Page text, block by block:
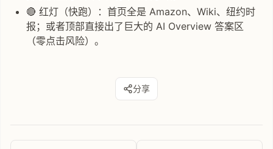
🔴 红灯（快跑）：首页全是 Amazon、Wiki、纽约时
报；或者顶部直接出了巨大的 AI Overview 答案区
（零点击风险）。
分享